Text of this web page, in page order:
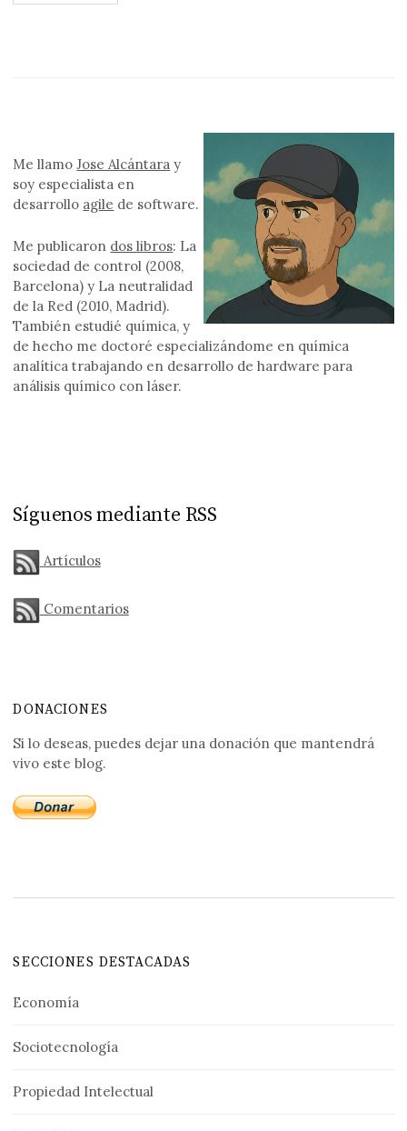
de
Me llamoJose Alcántara y
soy especialista en
desarrollo agile de software.
Me publicaron dos libros: La
sociedad de control (2008,
Barcelona) y La neutralidad
de la Red (2010, Madrid).
También estudié química, y
de hecho me doctoré especializándome en química
analítica trabajando en desarrollo de hardware para
análisis químico con láser.
Síguenos mediante RSS
Artículos
Comentarios
DONACIONES
Si lo deseas, puedes dejar una donación que mantendrá
vivo este blog.
SECCIONES DESTACADAS
Economía
Sociotecnología
Propiedad Intelectual